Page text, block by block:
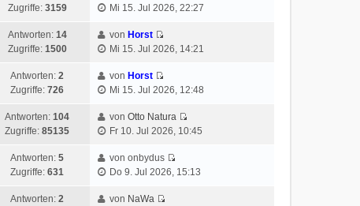
Zugriffe: 3159
Mi 15. Jul 2026, 22:27
Antworten: 14
Zugriffe: 1500
von Horst
Mi 15. Jul 2026, 14:21
Antworten: 2
Zugriffe: 726
von Horst
Mi 15. Jul 2026, 12:48
Antworten: 104
Zugriffe: 85135
vonOtto Natura
Fr 10. Jul 2026, 10:45
Antworten: 5
Zugriffe: 631
von onbydus
Do 9. Jul 2026, 15:13
Antworten: 2
von NaWa